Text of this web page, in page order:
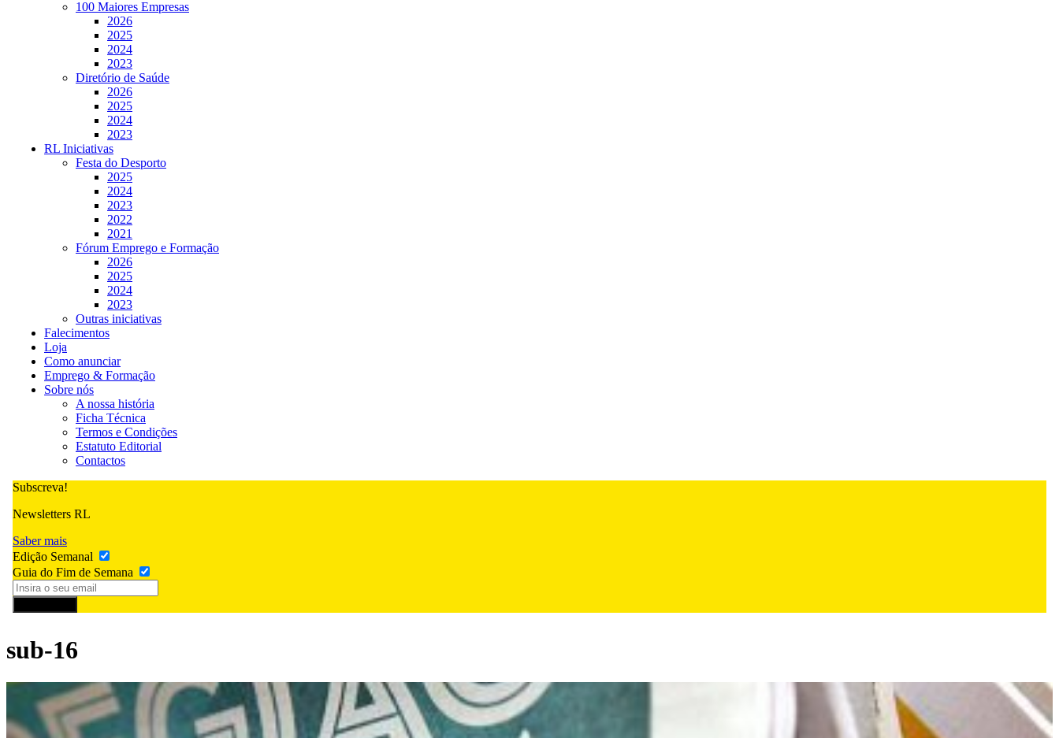
100 Maiores Empresas
2026
2025
2024
2023
Diretório de Saúde
2026
2025
2024
2023
RL Iniciativas
Festa do Desporto
2025
2024
2023
2022
2021
Fórum Emprego e Formação
2026
2025
2024
2023
Outras iniciativas
Falecimentos
Loja
Como anunciar
Emprego & Formação
Sobre nós
A nossa história
Ficha Técnica
Termos e Condições
Estatuto Editorial
Contactos
Subscreva!
Newsletters RL
Saber mais
Edição Semanal
Guia do Fim de Semana
sub-16